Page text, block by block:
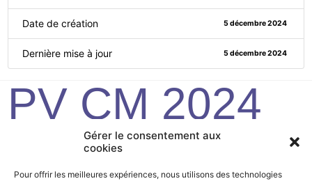
Gérer le consentement aux
cookies
Pour offrir les meilleures expériences, nous utilisons des technologies
Date de création 5 décembre 2024
Dernière mise à jour 5 décembre 2024
PV CM 2024
11 29